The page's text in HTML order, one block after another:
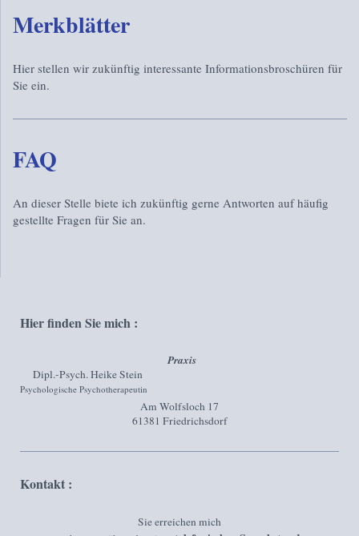
Merkblätter
Hier stellen wir zukünftig interessante Informationsbroschüren für
Sie ein.
FAQ
An dieser Stelle biete ich zukünftig gerne Antworten auf häufig
gestellte Fragen für Sie an.
Hier finden Sie mich :
Praxis
Dipl.-Psych. Heike Stein
Psychologische Psychotherapeutin
Am Wolfsloch 17
61381 Friedrichsdorf
Kontakt :
Sie erreichen mich